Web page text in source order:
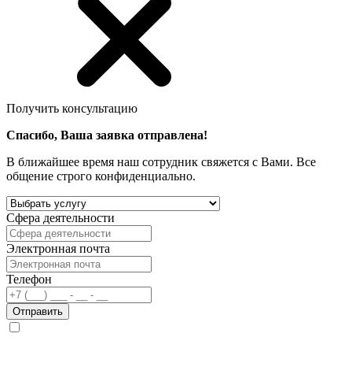
Получить консультацию
Спасибо, Ваша заявка отправлена!
В ближайшее время наш сотрудник свяжется с Вами. Все
общение строго конфиденциально.
Сфера деятельности
Электронная почта
Телефон
Отправить